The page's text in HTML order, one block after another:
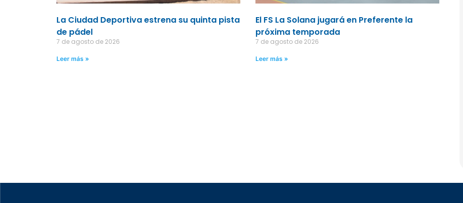
La Ciudad Deportiva estrena su quinta pista
de pádel
7 de agosto de 2026
Leer más »
El FS La Solana jugará en Preferente la
próxima temporada
7 de agosto de 2026
Leer más »